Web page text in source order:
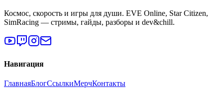
Космос, скорость и игры для души. EVE Online, Star Citizen,
SimRacing — стримы, гайды, разборы и dev&chill.
Навигация
ГлавнаяБлогСсылкиМерчКонтакты